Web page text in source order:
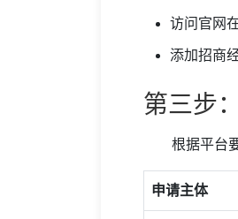
访问官网
添加招商
第三步
根据平台
申请主体